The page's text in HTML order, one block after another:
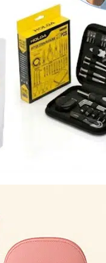
a proteger e respeitar
apenas para fins
preferências a